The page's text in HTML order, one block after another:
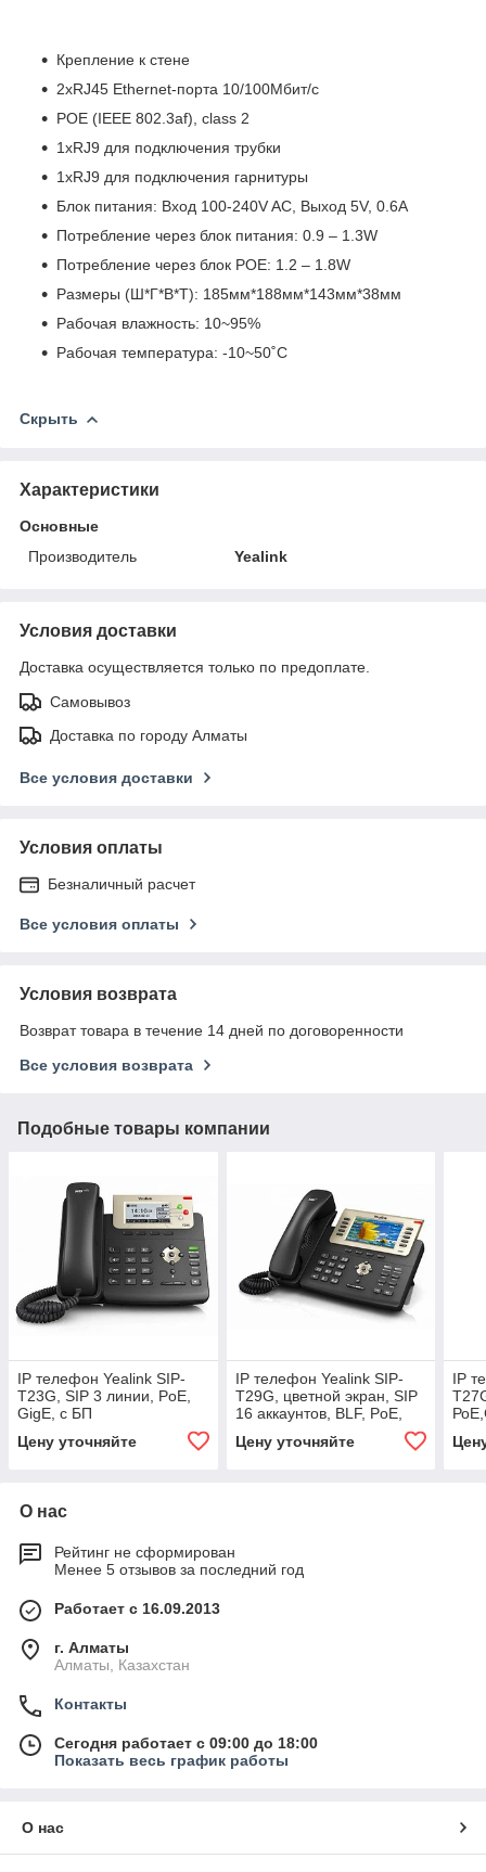
Крепление к стене
2хRJ45 Ethernet-порта 10/100Мбит/с
POE (IEEE 802.3af), class 2
1хRJ9 для подключения трубки
1хRJ9 для подключения гарнитуры
Блок питания: Вход 100-240V AC, Выход 5V, 0.6А
Потребление через блок питания: 0.9 – 1.3W
Потребление через блок POE: 1.2 – 1.8W
Размеры (Ш*Г*В*Т): 185мм*188мм*143мм*38мм
Рабочая влажность: 10~95%
Рабочая температура: -10~50˚C
Скрыть
Характеристики
Основные
Производитель
Yealink
Условия доставки
Доставка осуществляется только по предоплате.
Самовывоз
Доставка по городу Алматы
Все условия доставки
Условия оплаты
Безналичный расчет
Все условия оплаты
Условия возврата
Возврат товара в течение 14 дней по договоренности
Все условия возврата
Подобные товары компании
IP телефон Yealink SIP-
T23G, SIP 3 линии, PoE,
GigE, с БП
Цену уточняйте
IP телефон Yealink SIP-
T29G, цветной экран, SIP
16 аккаунтов, BLF, PoE,
Цену уточняйте
IP
О нас
Рейтинг не сформирован
Менее 5 отзывов за последний год
Работает с 16.09.2013
г. Алматы
Алматы, Казахстан
Контакты
Сегодня работает с 09:00 до 18:00
Показать весь график работы
О нас